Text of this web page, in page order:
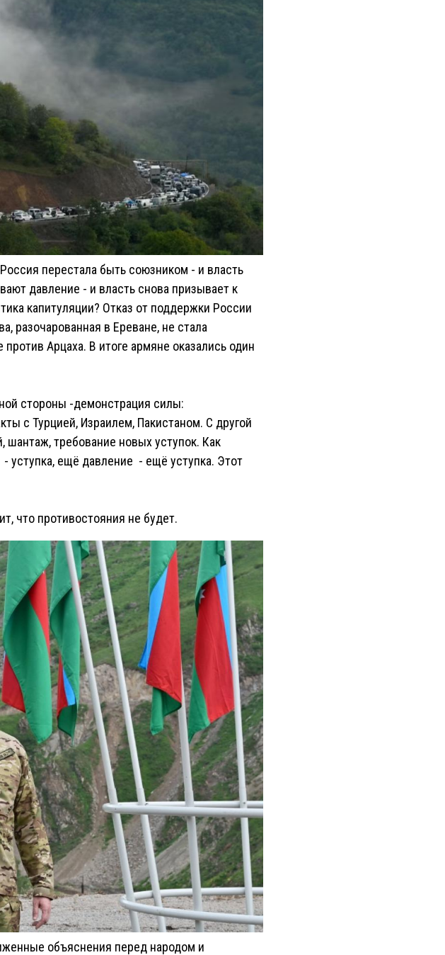
перестала быть союзником - и власть
давление - и власть снова призывает к
капитуляции? Отказ от поддержки России
разочарованная в Ереване, не стала
Арцаха. В итоге армяне оказались один
стороны -демонстрация силы:
с Турцией, Израилем, Пакистаном. С другой
требование новых уступок. Как
уступка, ещё давление - ещё уступка. Этот
что противостояния не будет.
объяснения перед народом и